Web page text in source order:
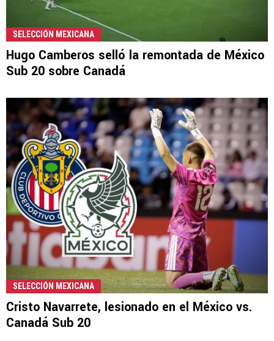
SELECCIÓN MEXICANA
Hugo Camberos selló la remontada de México
Sub 20 sobre Canadá
SELECCIÓN MEXICANA
Cristo Navarrete, lesionado en el México vs.
Canadá Sub 20